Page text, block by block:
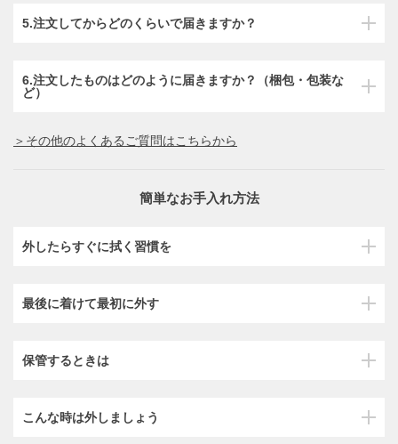
5.注文してからどのくらいで届きますか？
6.注文したものはどのように届きますか？（梱包・包装な
ど）
＞その他のよくあるご質問はこちらから
簡単なお手入れ方法
外したらすぐに拭く習慣を
最後に着けて最初に外す
保管するときは
こんな時は外しましょう